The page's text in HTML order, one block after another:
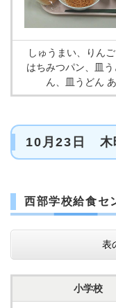
しゅうまい、りん
はちみつパン、皿う
ん、皿うどん
10月23日 木
西部学校給食セ
表
小学校